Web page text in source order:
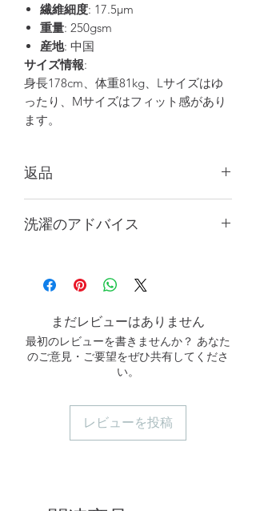
繊維細度: 17.5μm
重量: 250gsm
産地: 中国
サイズ情報:
身長178cm、体重81kg、Lサイズはゆ
ったり、Mサイズはフィット感があり
ます。
返品
定されており、1～3cmの誤差が生じ
の画面設定により多少異なる場合があ
りますので、実際の商品の色をご参照
洗濯のアドバイス
色と淡色の衣類を分けて洗濯してく
ださい。
長時間の浸け置きは避けてくださ
い。
洗濯機で洗う場合は、洗濯ネットを
使用し、中〜低速の回転設定で洗っ
手洗いすると、より長く使用できま
まだレビューはありません
最初のレビューを書きませんか？ あなた
のご意見・ご要望をぜひ共有してくださ
い。
レビューを投稿